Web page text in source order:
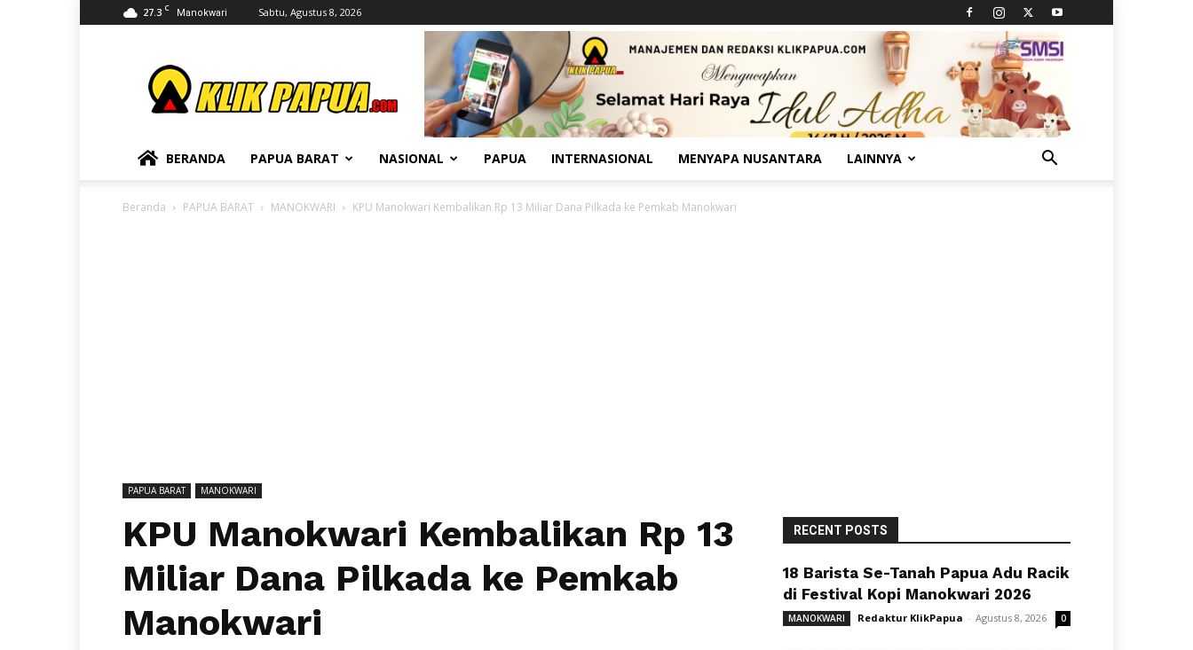
27.3 C Manokwari Sabtu, Agustus 8, 2026
BERANDA PAPUA BARAT NASIONAL PAPUA INTERNASIONAL MENYAPA NUSANTARA LAINNYA
Beranda PAPUA BARAT MANOKWARI KPU Manokwari Kembalikan Rp 13 Miliar Dana Pilkada ke Pemkab Manokwari
PAPUA BARAT MANOKWARI
KPU Manokwari Kembalikan Rp 13
Miliar Dana Pilkada ke Pemkab
Manokwari
RECENT POSTS
18 Barista Se-Tanah Papua Adu Racik
di Festival Kopi Manokwari 2026
MANOKWARI Redaktur KlikPapua - Agustus 8, 2026 0